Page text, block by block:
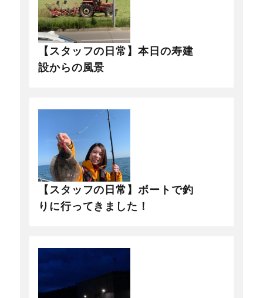
【スタッフの日常】本日の寿建
設からの風景
【スタッフの日常】ボートで釣
りに行ってきました！